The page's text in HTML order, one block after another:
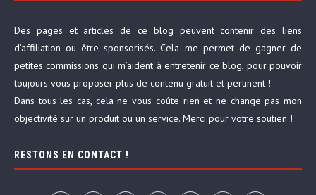
Des pages et articles de ce blog peuvent contenir des liens
d’affiliation ou être sponsorisés. Cela me permet de gagner de
petites commissions qui m’aident à entretenir ce blog, pour pouvoir
toujours vous proposer plus de contenu gratuit et pertinent !
Dans tous les cas, cela ne vous coûte rien et ne change pas mon
objectivité sur un produit ou un service. Merci pour votre soutien !
RESTONS EN CONTACT !